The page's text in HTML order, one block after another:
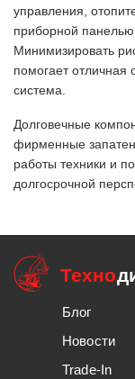
управления,
приборной
Минимизировать
помогает отличная
система.
Долговечные
фирменные
работы техники и
долгосрочной
Техно
Блог
Новости
Trade-In